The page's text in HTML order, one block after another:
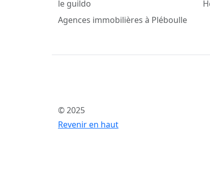
le guildo
Agences immobilières à Pléboulle
© 2025
Revenir en haut